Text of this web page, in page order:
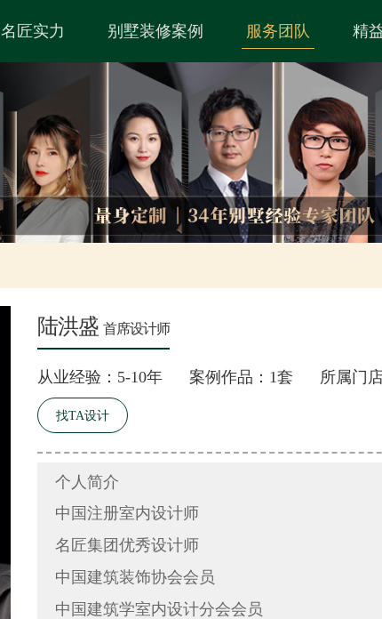
名匠实力 别墅装修案例 服务团队 精
陆洪盛 首席设计师
从业经验：5-10年 案例作品：1套 所属门店
找TA设计
个人简介
中国注册室内设计师
名匠集团优秀设计师
中国建筑装饰协会会员
中国建筑学室内设计分会会员